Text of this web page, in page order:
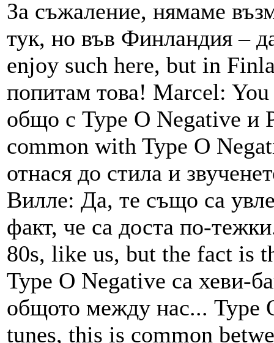
За съжаление, нямаме
тук, но във Финландия –
enjoy such here, but in
попитам това! Marcel:
общо с Type О Negative и
common with Type O
отнася до стила и
Вилле: Да, те също са
факт, че са доста по-
80s, like us, but the fact is
Type О Negative са хеви-
общото между нас... Type
tunes, this is common